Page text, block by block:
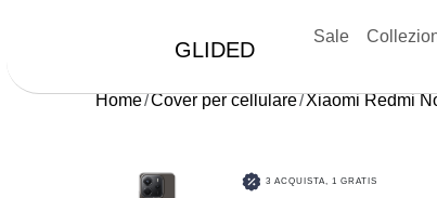
GLIDED
Sale
Home Cover per cellulare Xiaomi Redmi
3 ACQUISTA, 1 GRATIS